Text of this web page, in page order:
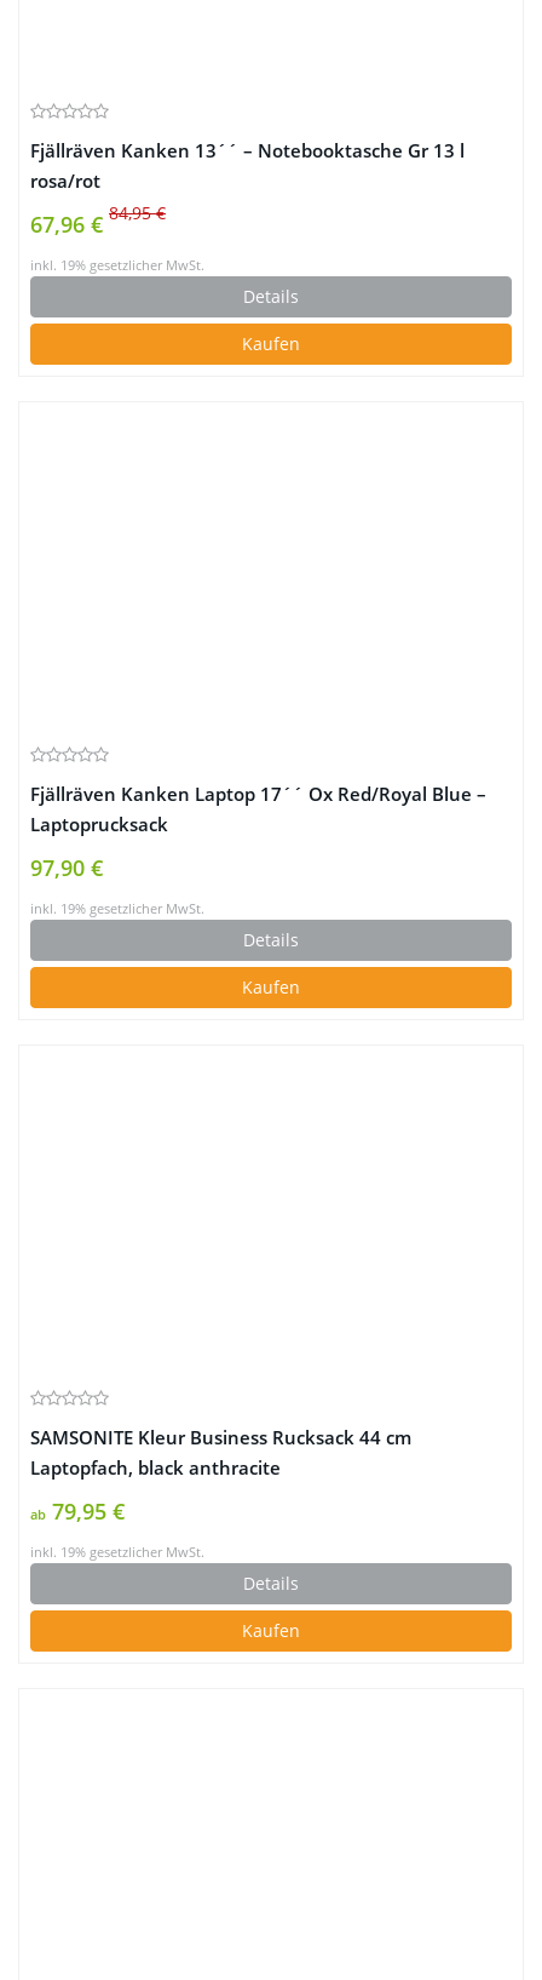
Fjällräven Kanken 13´´ – Notebooktasche Gr 13 l
rosa/rot
67,96 € 84,95 €
inkl. 19% gesetzlicher MwSt.
Details
Kaufen
Fjällräven Kanken Laptop 17´´ Ox Red/Royal Blue –
Laptoprucksack
97,90 €
inkl. 19% gesetzlicher MwSt.
Details
Kaufen
SAMSONITE Kleur Business Rucksack 44 cm
Laptopfach, black anthracite
ab 79,95 €
inkl. 19% gesetzlicher MwSt.
Details
Kaufen